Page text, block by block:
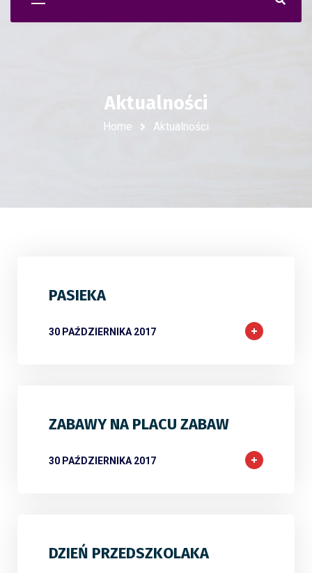
Aktualności
Home Aktualności
PASIEKA
30 PAŹDZIERNIKA 2017
ZABAWY NA PLACU ZABAW
30 PAŹDZIERNIKA 2017
DZIEŃ PRZEDSZKOLAKA